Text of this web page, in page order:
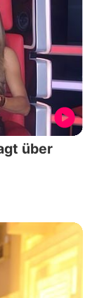
über